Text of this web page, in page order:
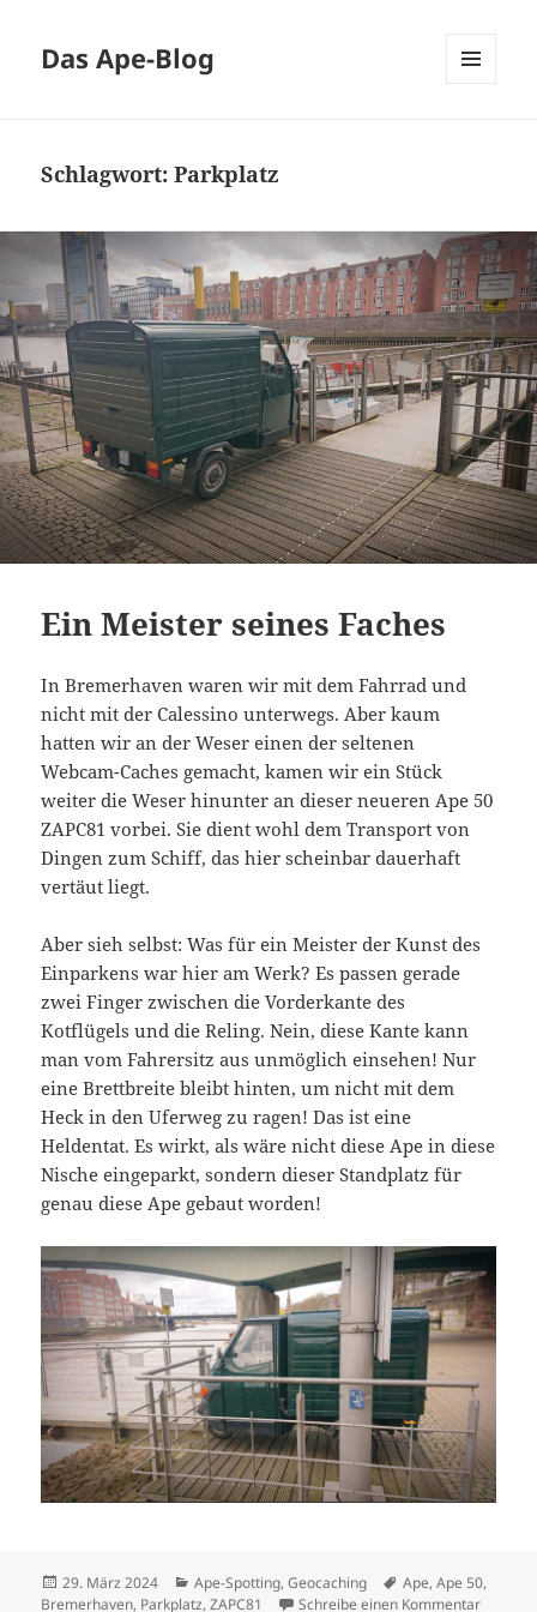
Das Ape-Blog
Schlagwort:Parkplatz
Ein Meister seines Faches
In Bremerhaven waren wir mit dem Fahrrad und
nicht mit der Calessino unterwegs. Aber kaum
hatten wir an der Weser einen der seltenen
Webcam-Caches gemacht, kamen wir ein Stück
weiter die Weser hinunter an dieser neueren Ape 50
ZAPC81 vorbei. Sie dient wohl dem Transport von
Dingen zum Schiff, das hier scheinbar dauerhaft
vertäut liegt.
Aber sieh selbst: Was für ein Meister der Kunst des
Einparkens war hier am Werk? Es passen gerade
zwei Finger zwischen die Vorderkante des
Kotflügels und die Reling. Nein, diese Kante kann
man vom Fahrersitz aus unmöglich einsehen! Nur
eine Brettbreite bleibt hinten, um nicht mit dem
Heck in den Uferweg zu ragen! Das ist eine
Heldentat. Es wirkt, als wäre nicht diese Ape in diese
Nische eingeparkt, sondern dieser Standplatz für
genau diese Ape gebaut worden!
Veröffentlicht
am
29. März 2024 Kategorien
Ape-Spotting,Geocaching Schlagwörter
Ape,Ape 50,
Bremerhaven, Parkplatz,ZAPC81 Schreibe einen Kommentarzu Ein